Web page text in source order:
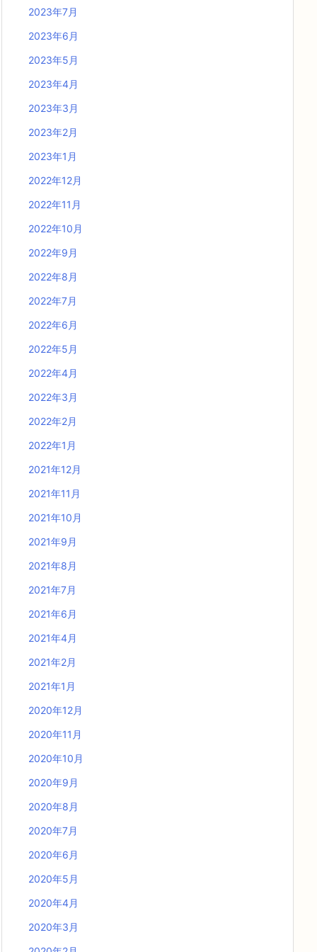
2023年7月
2023年6月
2023年5月
2023年4月
2023年3月
2023年2月
2023年1月
2022年12月
2022年11月
2022年10月
2022年9月
2022年8月
2022年7月
2022年6月
2022年5月
2022年4月
2022年3月
2022年2月
2022年1月
2021年12月
2021年11月
2021年10月
2021年9月
2021年8月
2021年7月
2021年6月
2021年4月
2021年2月
2021年1月
2020年12月
2020年11月
2020年10月
2020年9月
2020年8月
2020年7月
2020年6月
2020年5月
2020年4月
2020年3月